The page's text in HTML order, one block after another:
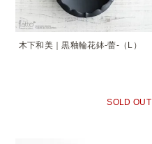
木下和美｜黒釉輪花鉢-蕾-（L）
SOLD OUT